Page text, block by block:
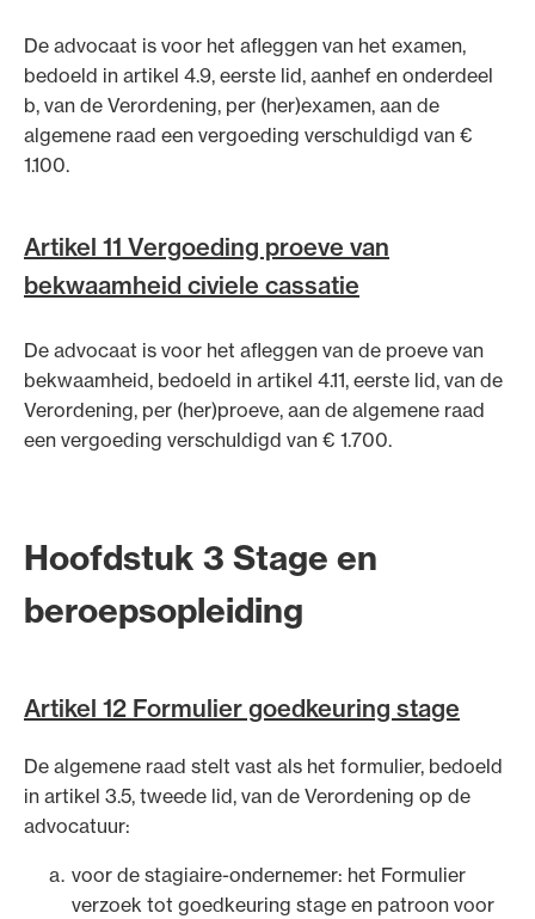
De advocaat is voor het afleggen van het examen,
bedoeld in artikel 4.9, eerste lid, aanhef en onderdeel
b, van de Verordening, per (her)examen, aan de
algemene raad een vergoeding verschuldigd van €
1.100.
Artikel 11 Vergoeding proeve van
bekwaamheid civiele cassatie
De advocaat is voor het afleggen van de proeve van
bekwaamheid, bedoeld in artikel 4.11, eerste lid, van de
Verordening, per (her)proeve, aan de algemene raad
een vergoeding verschuldigd van € 1.700.
Hoofdstuk 3 Stage en
beroepsopleiding
Artikel 12 Formulier goedkeuring stage
De algemene raad stelt vast als het formulier, bedoeld
in artikel 3.5, tweede lid, van de Verordening op de
advocatuur:
voor de stagiaire-ondernemer: het Formulier
verzoek tot goedkeuring stage en patroon voor